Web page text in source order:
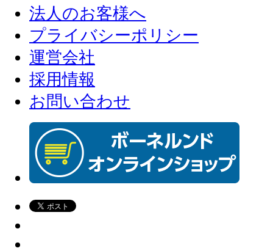
法人のお客様へ
プライバシーポリシー
運営会社
採用情報
お問い合わせ